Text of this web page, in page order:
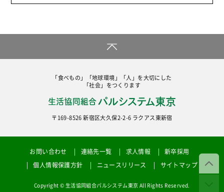
いなぎめぐみの里山
広報
復興支援
地場野菜
食の安全
2012年
2011年
「食べもの」「地球環境」「人」を大切にした
「社会」をつくります
〒169-8526 新宿区大久保2-2-6 ラクアス東新宿
お問い合わせ 連絡先一覧 求人情報
新卒採用
個人情報保護方針
ニュースリリース サイトマップ
Copyright © 生活協同組合パルシステム東京 All Rights Reserved.